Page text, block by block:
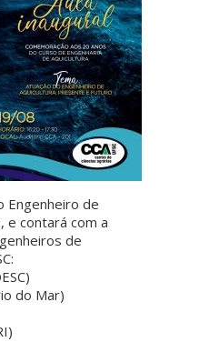
Engenheiro de
e contará com a
de
do Mar)